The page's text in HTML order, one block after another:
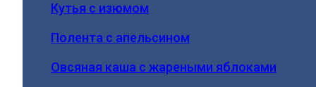
Кутья с изюмом
Полента с апельсином
Овсяная каша с жареными яблоками